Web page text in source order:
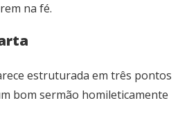
na fé.
estruturada em três pontos
bom sermão homileticamente